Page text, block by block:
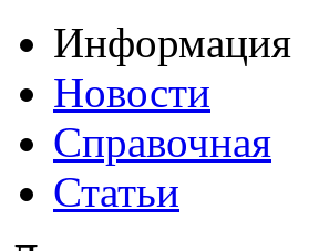
Информация
Новости
Справочная
Статьи